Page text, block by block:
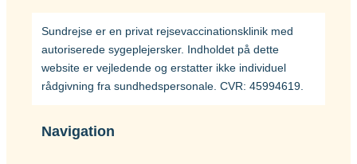
Sundrejse er en privat rejsevaccinationsklinik med
autoriserede sygeplejersker. Indholdet på dette
website er vejledende og erstatter ikke individuel
rådgivning fra sundhedspersonale. CVR: 45994619.
Navigation